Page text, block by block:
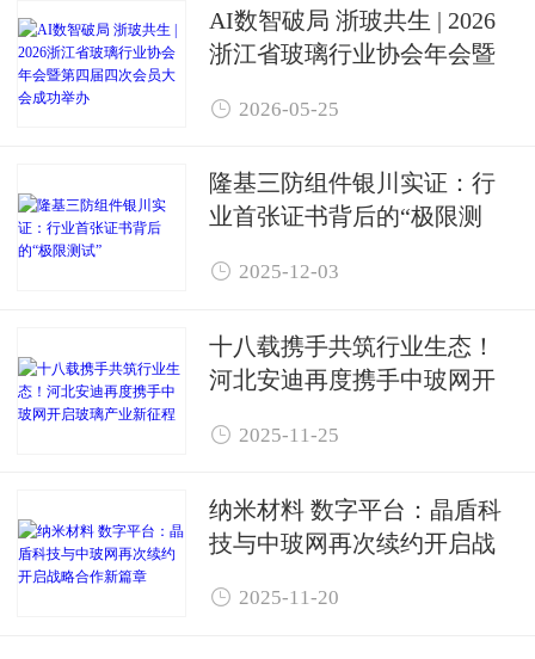
AI数智破局 浙玻共生 | 2026
浙江省玻璃行业协会年会暨
办
 2026-05-25
隆基三防组件银川实证：行
业首张证书背后的“极限测
 2025-12-03
十八载携手共筑行业生态！
河北安迪再度携手中玻网开
 2025-11-25
纳米材料 数字平台：晶盾科
技与中玻网再次续约开启战
 2025-11-20